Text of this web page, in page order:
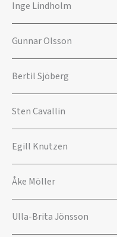
Inge Lindholm
Gunnar Olsson
Bertil Sjöberg
Sten Cavallin
Egill Knutzen
Åke Möller
Ulla-Brita Jönsson